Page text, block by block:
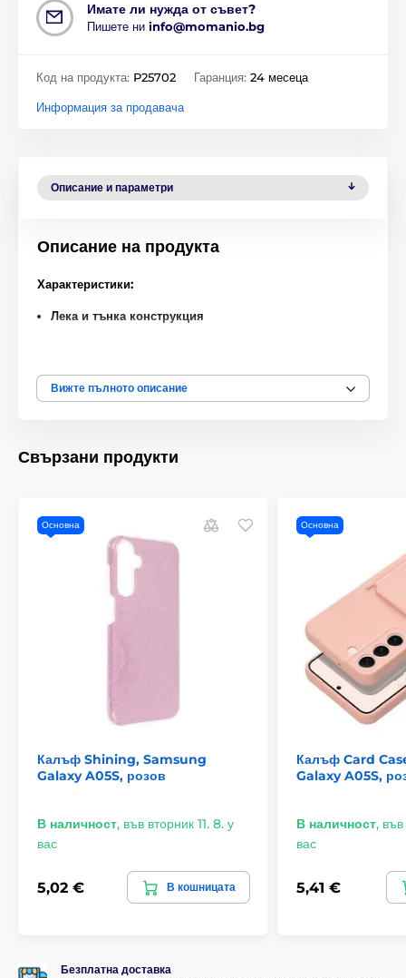
Имате ли нужда от съвет?
Пишете ни info@momanio.bg
Код на продукта: P25702 Гаранция: 24 месеца
Информация за продавача
Описание и параметри
Описание на продукта
Характеристики:
Лека и тънка конструкция
Стилно чисто бяло изпълнение
Вижте пълното описание
Свързани продукти
Основна
Калъф Shining, Samsung
Galaxy A05S, розов
В наличност, във вторник 11. 8. у
вас
5,02 € В кошницата
Основна
Калъф Card
Galaxy A05S,
В наличност, във
вас
5,41 €
Безплатна доставка